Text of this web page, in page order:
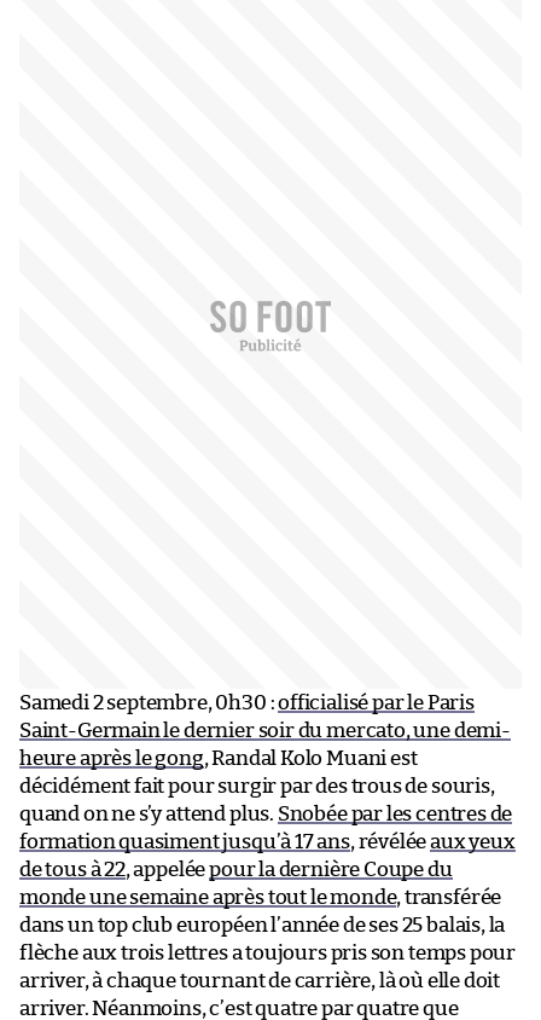
Samedi 2 septembre, 0h30 :officialisé par le Paris
Saint-Germain le dernier soir du mercato, une demi-
heure après le gong, Randal Kolo Muani est
décidément fait pour surgir par des trous de souris,
quand on ne s’y attend plus. Snobée par les centres de
formation quasiment jusqu’à 17 ans, révéléeaux yeux
de tous à 22, appeléepour la dernière Coupe du
monde une semaine après tout le monde, transférée
dans un top club européen l’année de ses 25 balais, la
flèche aux trois lettres a toujours pris son temps pour
arriver, à chaque tournant de carrière, là où elle doit
arriver. Néanmoins, c’est quatre par quatre que